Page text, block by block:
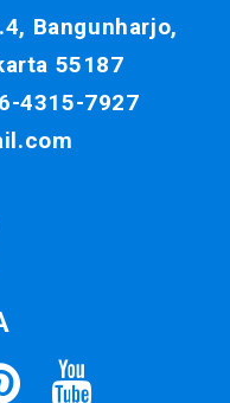
Bangunharjo,
55187
4315-7927